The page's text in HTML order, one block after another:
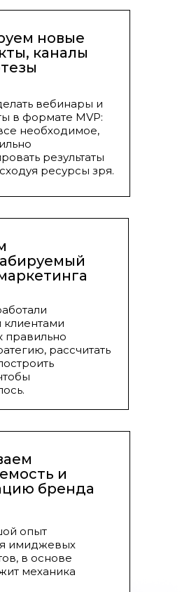
вебинаров
до 5
→
→
много выводов
план продаж х3
на рынке
→
правильно
рассчитать
и
бренда
опыт
имиджевых
в основе
механика
новые
каналы
вебинары и
в формате MVP:
необходимое,
результаты
ресурсы зря.